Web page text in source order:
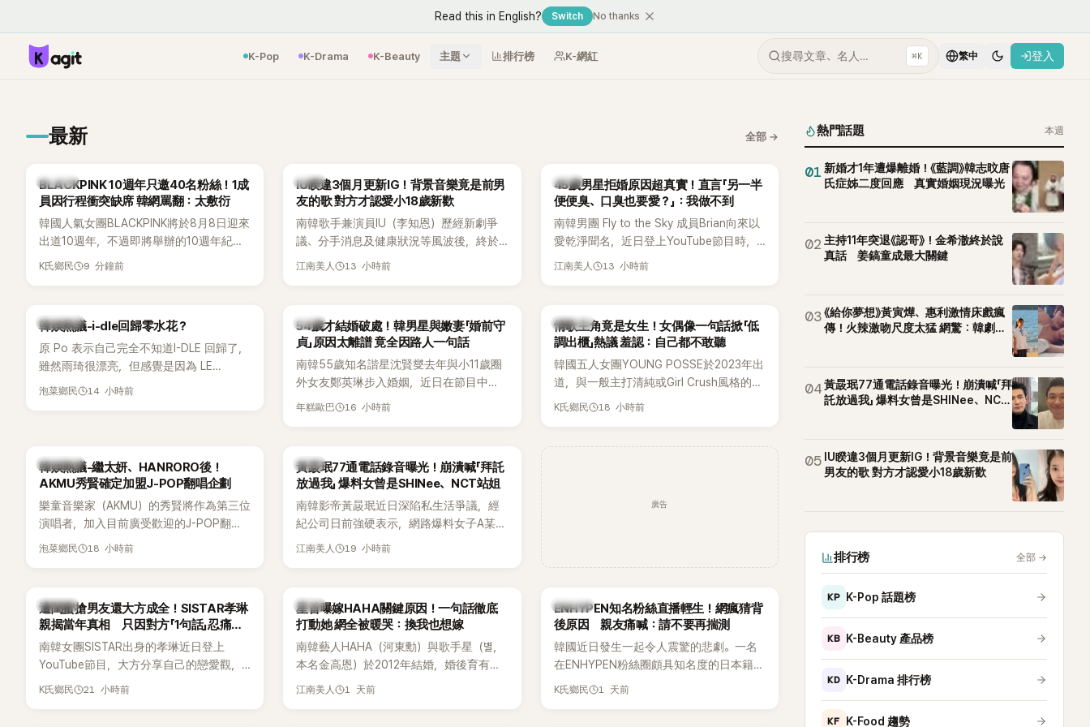
Read this in English? Switch No thanks
K-Pop K-Drama K-Beauty 主題 排行榜 K-網紅 搜尋文章、名人… ⌘K 繁中 登入
最新 全部 →
K-POP
BLACKPINK 10週年只邀40名粉絲！1成
員因行程衝突缺席 韓網罵翻：太敷衍
韓國人氣女團BLACKPINK將於8月8日迎來
出道10週年，不過即將舉辦的10週年紀念
Meet & Greet活動，依舊無法看到四人合
絲熱議。
K氏鄉民 9 分鐘前
韓星
IU睽違3個月更新IG！背景音樂竟是前男
友的歌 對方才認愛小18歲新歡
南韓歌手兼演員IU（李知恩）歷經新劇爭
議、分手消息及健康狀況等風波後，終於
睽違3個月更新社群平台，一口氣曬出20
音樂，意外掀起韓網討論。
江南美人 13 小時前
韓星
45歲男星拒婚原因超真實！直言「另一半
便便臭、口臭也要愛？」：我做不到
南韓男團 Fly to the Sky 成員Brian向來以
愛乾淨聞名，近日登上YouTube節目時，
再度談到自己的婚姻觀，直言無法理解「連
江南美人 13 小時前
熱議討論
韓娛熱議-i-dle回歸零水花？
原 Po 表示自己完全不知道I-DLE 回歸了，
雖然雨琦很漂亮，但感覺是因為 LE
SSERAFIM 和 aespa 佔據了市場。
泡菜鄉民 14 小時前
韓星
54歲才結婚破處！韓男星與嫩妻「婚前守
貞」原因太離譜 竟全因路人一句話
南韓55歲知名諧星沈賢燮去年與小11歲圈
外女友鄭英琳步入婚姻，近日在節目中分
享與妻子的戀愛故事，笑稱兩人原本想享
前一直堅守「婚前守貞」的原因之一。
年糕歐巴 16 小時前
K-POP
情歌主角竟是女生！女偶像一句話掀「低
調出櫃」熱議 羞認：自己都不敢聽
韓國五人女團YOUNG POSSE於2023年出
道，與一般主打清純或Girl Crush風格的女
團不同，她們以濃厚的Hip-Hop元素、自
識度的新生代代表之一。
K氏鄉民 18 小時前
熱議討論
韓娛熱議-繼太妍、HANRORO後！
AKMU秀賢確定加盟J-POP翻唱企劃
樂童音樂家（AKMU）的秀賢將作為第三位
演唱者，加入目前廣受歡迎的J-POP翻唱
企劃。繼太妍和Hanroro之後，秀賢已獲
泡菜鄉民 18 小時前
韓星
黃晸珉77通電話錄音曝光！崩潰喊「拜託
放過我」 爆料女曾是SHINee、NCT站姐
南韓影帝黃晸珉近日深陷私生活爭議，經
紀公司日前強硬表示，網路爆料女子A某涉
嫌長期跟蹤黃晸珉，已正式採取法律行
的單方面騷擾。如今，韓媒《Dispatch》再
曝光雙方77通電話的錄音內容，而A也首
度承認自己過去曾是SHINee、NCT等偶像
團體的「站姐」，事件持續延燒。
江南美人 19 小時前
廣告
K-POP
遭閨蜜搶男友還大方成全！SISTAR孝琳
親揭當年真相 只因對方「1句話」忍痛放
手
南韓女團SISTAR出身的孝琳近日登上
YouTube節目，大方分享自己的戀愛觀，
更首度坦承過去曾遭最好的朋友搶走男
K氏鄉民 21 小時前
韓星
星首曝嫁HAHA關鍵原因！一句話徹底
打動她 網全被暖哭：換我也想嫁
南韓藝人HAHA（河東勳）與歌手星（별，
本名金高恩）於2012年結婚，婚後育有兩
子一女，一家五口生活幸福美滿，也是韓
江南美人 1 天前
K-POP
ENHYPEN知名粉絲直播輕生！網瘋猜背
後原因 親友痛喊：請不要再揣測
韓國近日發生一起令人震驚的悲劇。一名
在ENHYPEN粉絲圈頗具知名度的日本籍女
粉絲，日前在TikTok直播期間輕生，最終
K氏鄉民 1 天前
熱門話題 本週
01 新婚才1年遭爆離婚！《藍調》韓志旼唐
氏症姊二度回應 真實婚姻現況曝光
02 主持11年突退《認哥》！金希澈終於說
真話 姜鎬童成最大關鍵
03《給你夢想》黃寅燁、惠利激情床戲瘋
傳！火辣激吻尺度太猛 網驚：韓劇太
04黃晸珉77通電話錄音曝光！崩潰喊「拜
託放過我」 爆料女曾是SHINee、NCT
05 IU睽違3個月更新IG！背景音樂竟是前
男友的歌 對方才認愛小18歲新歡
排行榜 全部 →
KP K-Pop 話題榜
KB K-Beauty 產品榜
KD K-Drama 排行榜
KF K-Food 趨勢